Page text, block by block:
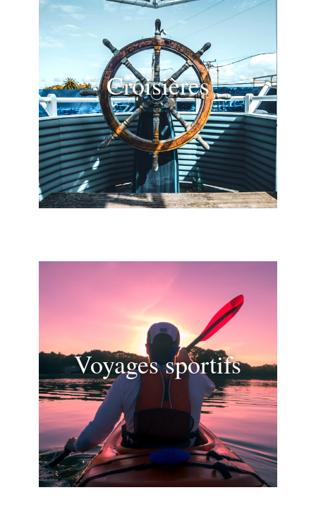
Croisières
Voyages sportifs